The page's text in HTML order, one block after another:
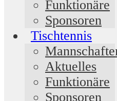
Funktionäre
Sponsoren
Tischtennis
Aktuelles
Funktionäre
Sponsoren